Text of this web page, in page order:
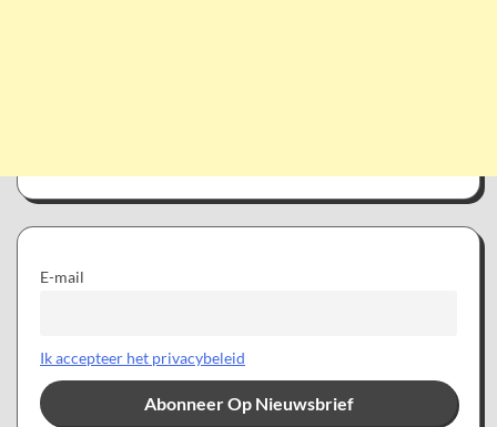
E-mail
Ik accepteer het privacybeleid